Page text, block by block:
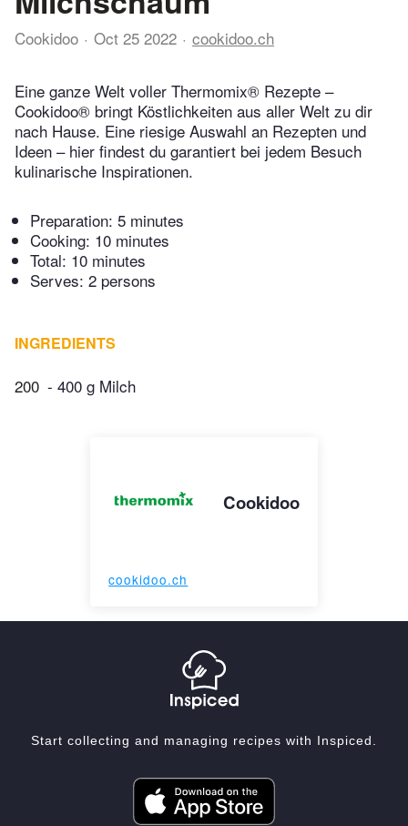
Cookidoo Oct 25 2022 cookidoo.ch
Eine ganze Welt voller Thermomix® Rezepte –
Cookidoo® bringt Köstlichkeiten aus aller Welt zu dir
nach Hause. Eine riesige Auswahl an Rezepten und
Ideen – hier findest du garantiert bei jedem Besuch
kulinarische Inspirationen.
Preparation: 5 minutes
Cooking: 10 minutes
Total: 10 minutes
Serves: 2 persons
INGREDIENTS
200 - 400 g Milch
Cookidoo
cookidoo.ch
Start collecting and managing recipes with Inspiced.